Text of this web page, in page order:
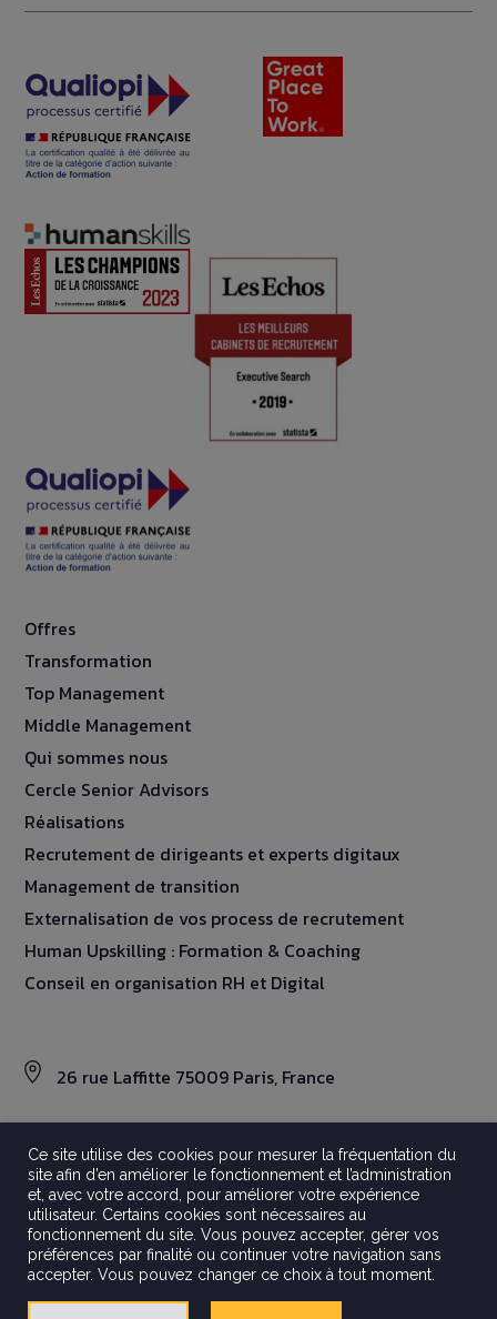
Offres
Transformation
Top Management
Middle Management
Qui sommes nous
Cercle Senior Advisors
Réalisations
Recrutement de dirigeants et experts digitaux
Management de transition
Externalisation de vos process de recrutement
Human Upskilling : Formation & Coaching
Conseil en organisation RH et Digital
26 rue Laffitte 75009 Paris, France
©2026 Aravati
Tout droits réservés
Mentions légales
Politique de confidentialité
Crédits
Ce site utilise des cookies pour mesurer la fréquentation du
site afin d’en améliorer le fonctionnement et l’administration
et, avec votre accord, pour améliorer votre expérience
utilisateur. Certains cookies sont nécessaires au
fonctionnement du site. Vous pouvez accepter, gérer vos
préférences par finalité ou continuer votre navigation sans
accepter. Vous pouvez changer ce choix à tout moment.